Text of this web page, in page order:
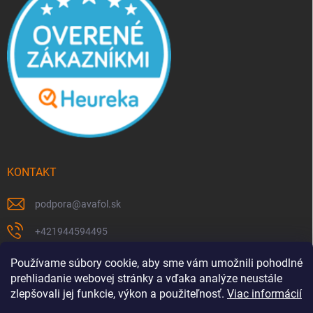
Používame súbory cookie, aby sme vám umožnili pohodlné
prehliadanie webovej stránky a vďaka analýze neustále
zlepšovali jej funkcie, výkon a použiteľnosť. Viac informácií
KONTAKT
podpora@avafol.sk
+421944594495
https://www.facebook.com/p/avafolsk-100091961793102/
avafol.sk/